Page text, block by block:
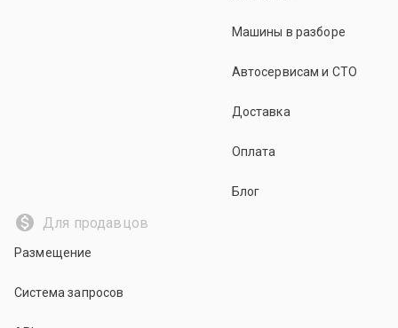
Машины в разборе
Автосервисам и СТО
Доставка
Оплата
Блог
Для продавцов
Размещение
Система запросов